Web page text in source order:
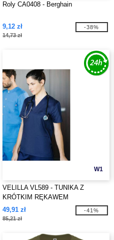
Roly CA0408 - Berghain
9,12 zł
14,73 zł
-38%
W1
VELILLA VL589 - TUNIKA Z
KRÓTKIM RĘKAWEM
49,91 zł
85,21 zł
-41%